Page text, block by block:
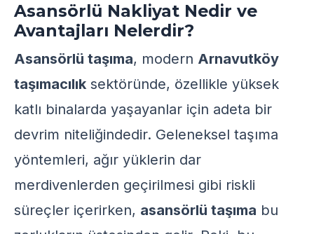
Asansörlü Nakliyat Nedir ve
Avantajları Nelerdir?
Asansörlü taşıma, modern Arnavutköy
taşımacılık sektöründe, özellikle yüksek
katlı binalarda yaşayanlar için adeta bir
devrim niteliğindedir. Geleneksel taşıma
yöntemleri, ağır yüklerin dar
merdivenlerden geçirilmesi gibi riskli
süreçler içerirken, asansörlü taşıma bu